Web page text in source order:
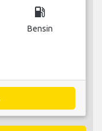
local_gas_station
Bensin